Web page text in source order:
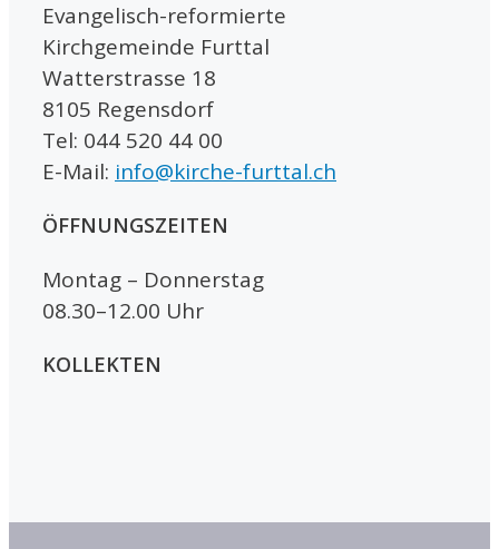
Evangelisch-reformierte
Kirchgemeinde Furttal
Watterstrasse 18
8105 Regensdorf
Tel: 044 520 44 00
E-Mail: info@kirche-furttal.ch
ÖFFNUNGSZEITEN
Montag – Donnerstag
08.30–12.00 Uhr
KOLLEKTEN